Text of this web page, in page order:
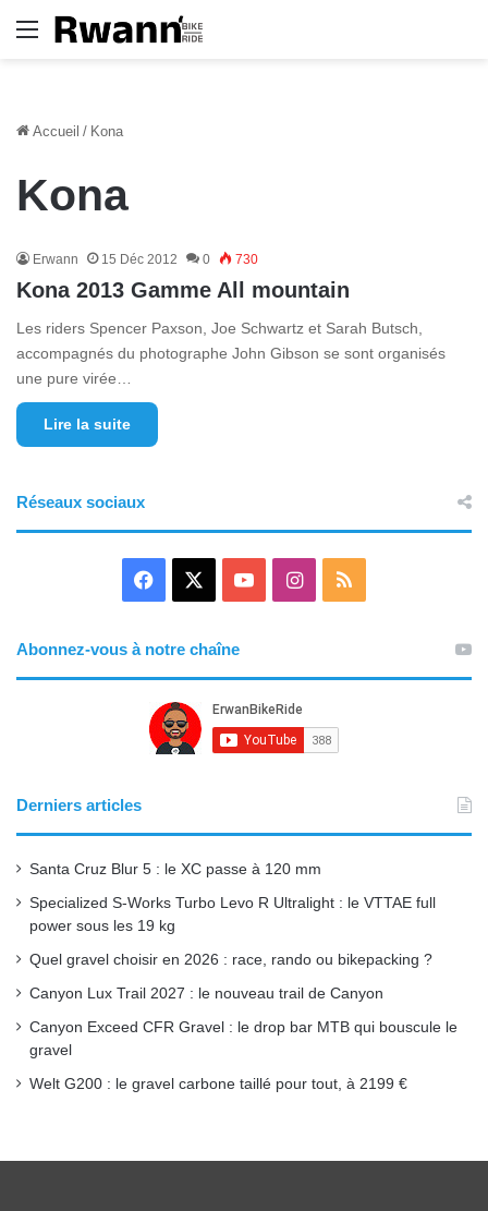
Menu
Accueil / Kona
Kona
Erwann 15 Déc 2012 0 730
Kona 2013 Gamme All mountain
Les riders Spencer Paxson, Joe Schwartz et Sarah Butsch,
accompagnés du photographe John Gibson se sont organisés
une pure virée…
Lire la suite
Réseaux sociaux
e
b
o
T
u
e
I
a
r
Abonnez-vous à notre chaîne
Derniers articles
Santa Cruz Blur 5 : le XC passe à 120 mm
Specialized S-Works Turbo Levo R Ultralight : le VTTAE full
power sous les 19 kg
Quel gravel choisir en 2026 : race, rando ou bikepacking ?
Canyon Lux Trail 2027 : le nouveau trail de Canyon
Canyon Exceed CFR Gravel : le drop bar MTB qui bouscule le
gravel
Welt G200 : le gravel carbone taillé pour tout, à 2199 €